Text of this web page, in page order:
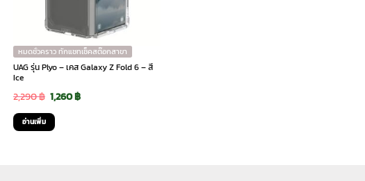
หมดชั่วคราว ทักแชทเช็คสต๊อกสาขา
UAG รุ่น Plyo – เคส Galaxy Z Fold 6 – สี
Ice
2,290฿ Original
price
was:
1,260฿Current
อ่านเพิ่ม